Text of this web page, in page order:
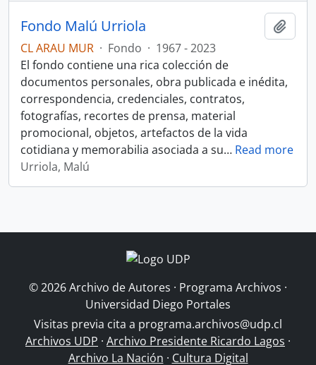
Fondo Malú Urriola
CL ARAU MUR · Fondo · 1967 - 2023
El fondo contiene una rica colección de
documentos personales, obra publicada e inédita,
correspondencia, credenciales, contratos,
fotografías, recortes de prensa, material
promocional, objetos, artefactos de la vida
cotidiana y memorabilia asociada a su… Read more
Urriola, Malú
© 2026 Archivo de Autores · Programa Archivos ·
Universidad Diego Portales
Visitas previa cita a programa.archivos@udp.cl
Archivos UDP · Archivo Presidente Ricardo Lagos ·
Archivo La Nación · Cultura Digital